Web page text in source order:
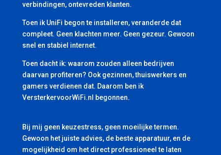
verbindingen, ontevreden klanten.
Toen ik UniFi begon te installeren, veranderde dat
compleet. Geen klachten meer. Geen gezeur. Gewoon
snel en stabiel internet.
Toen dacht ik: waarom zouden alleen bedrijven
daarvan profiteren? Ook gezinnen, thuiswerkers en
gamers verdienen dat. Daarom ben ik
VersterkervoorWiFi.nl begonnen.
Bij mij geen keuzestress, geen moeilijke termen.
Gewoon het juiste advies, de beste apparatuur, en de
mogelijkheid om het direct professioneel te laten